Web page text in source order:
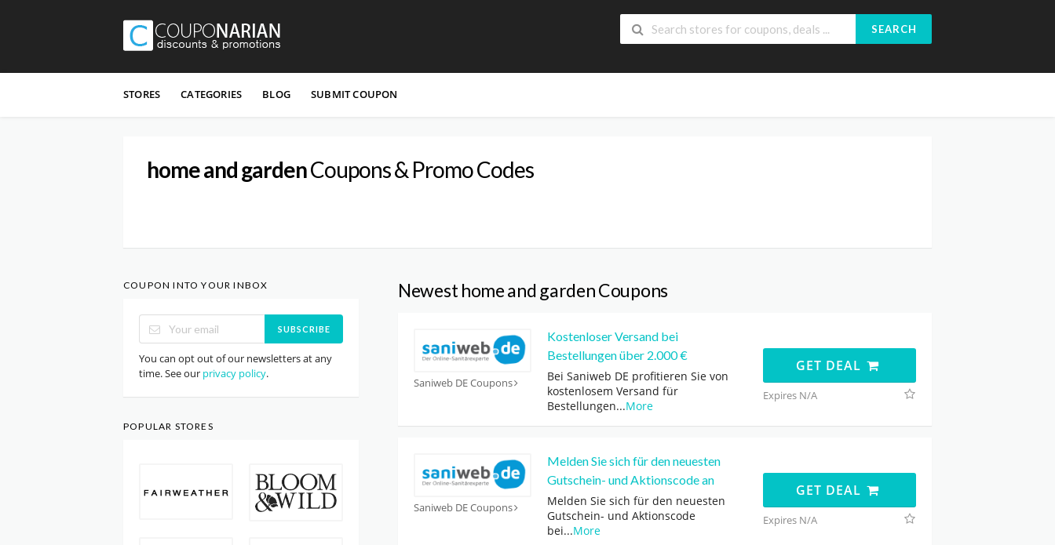
SEARCH
to
STORES CATEGORIES BLOG SUBMIT COUPON
home and gardenCoupons & Promo Codes
Newest home and garden Coupons
Saniweb DE Coupons
Kostenloser Versand bei
Bestellungen über 2.000 €
Bei Saniweb DE profitieren Sie von
kostenlosem Versand für
Bestellungen...More
GET DEAL
Expires N/A
Saniweb DE Coupons
Melden Sie sich für den neuesten
Gutschein- und Aktionscode an
Melden Sie sich für den neuesten
Gutschein- und Aktionscode
bei...More
GET DEAL
Expires N/A
COUPON INTO YOUR INBOX
SUBSCRIBE
You can opt out of our newsletters at any
time. See our privacy policy.
POPULAR STORES